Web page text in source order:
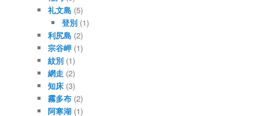
礼文島 (5)
登別(1)
利尻島 (2)
宗谷岬 (1)
紋別 (1)
網走 (2)
知床 (3)
霧多布 (2)
阿寒湖 (1)